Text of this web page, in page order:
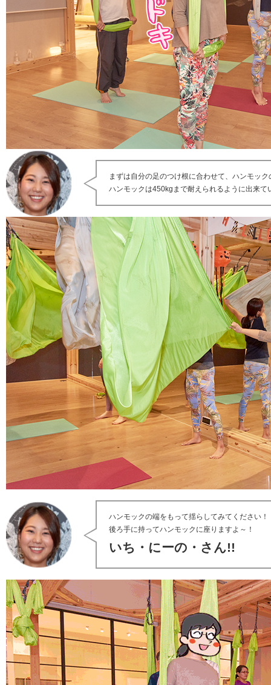
まずは自分の足のつけ根に合わせて、ハンモッ
ハンモックは450kgまで耐えられるように出来て
ハンモックの端をもって揺らしてみてください！
後ろ手に持ってハンモックに座りますよ～！
いち・にーの・さん!!